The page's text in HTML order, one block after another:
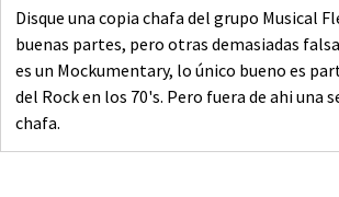
Disque una copia chafa del grupo Musical
buenas partes, pero otras demasiadas
es un Mockumentary, lo único bueno es
del Rock en los 70's. Pero fuera de ahi una
chafa.